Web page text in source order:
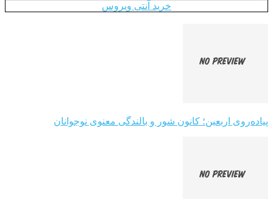
خرید آنتی ویروس
پیاده‌روی اربعین؛ کانون شور و بالندگی معنوی نوجوانان